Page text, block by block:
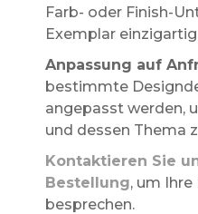
Farb- oder Finish-
Exemplar
Anpassung auf
bestimmte
angepasst werden,
und dessen Thema
Kontaktieren Sie
Bestellung, um
besprechen.